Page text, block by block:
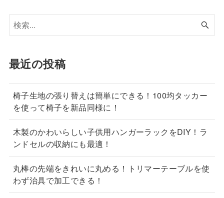
最近の投稿
椅子生地の張り替えは簡単にできる！100均タッカー
を使って椅子を新品同様に！
木製のかわいらしい子供用ハンガーラックをDIY！ラ
ンドセルの収納にも最適！
丸棒の先端をきれいに丸める！トリマーテーブルを使
わず治具で加工できる！